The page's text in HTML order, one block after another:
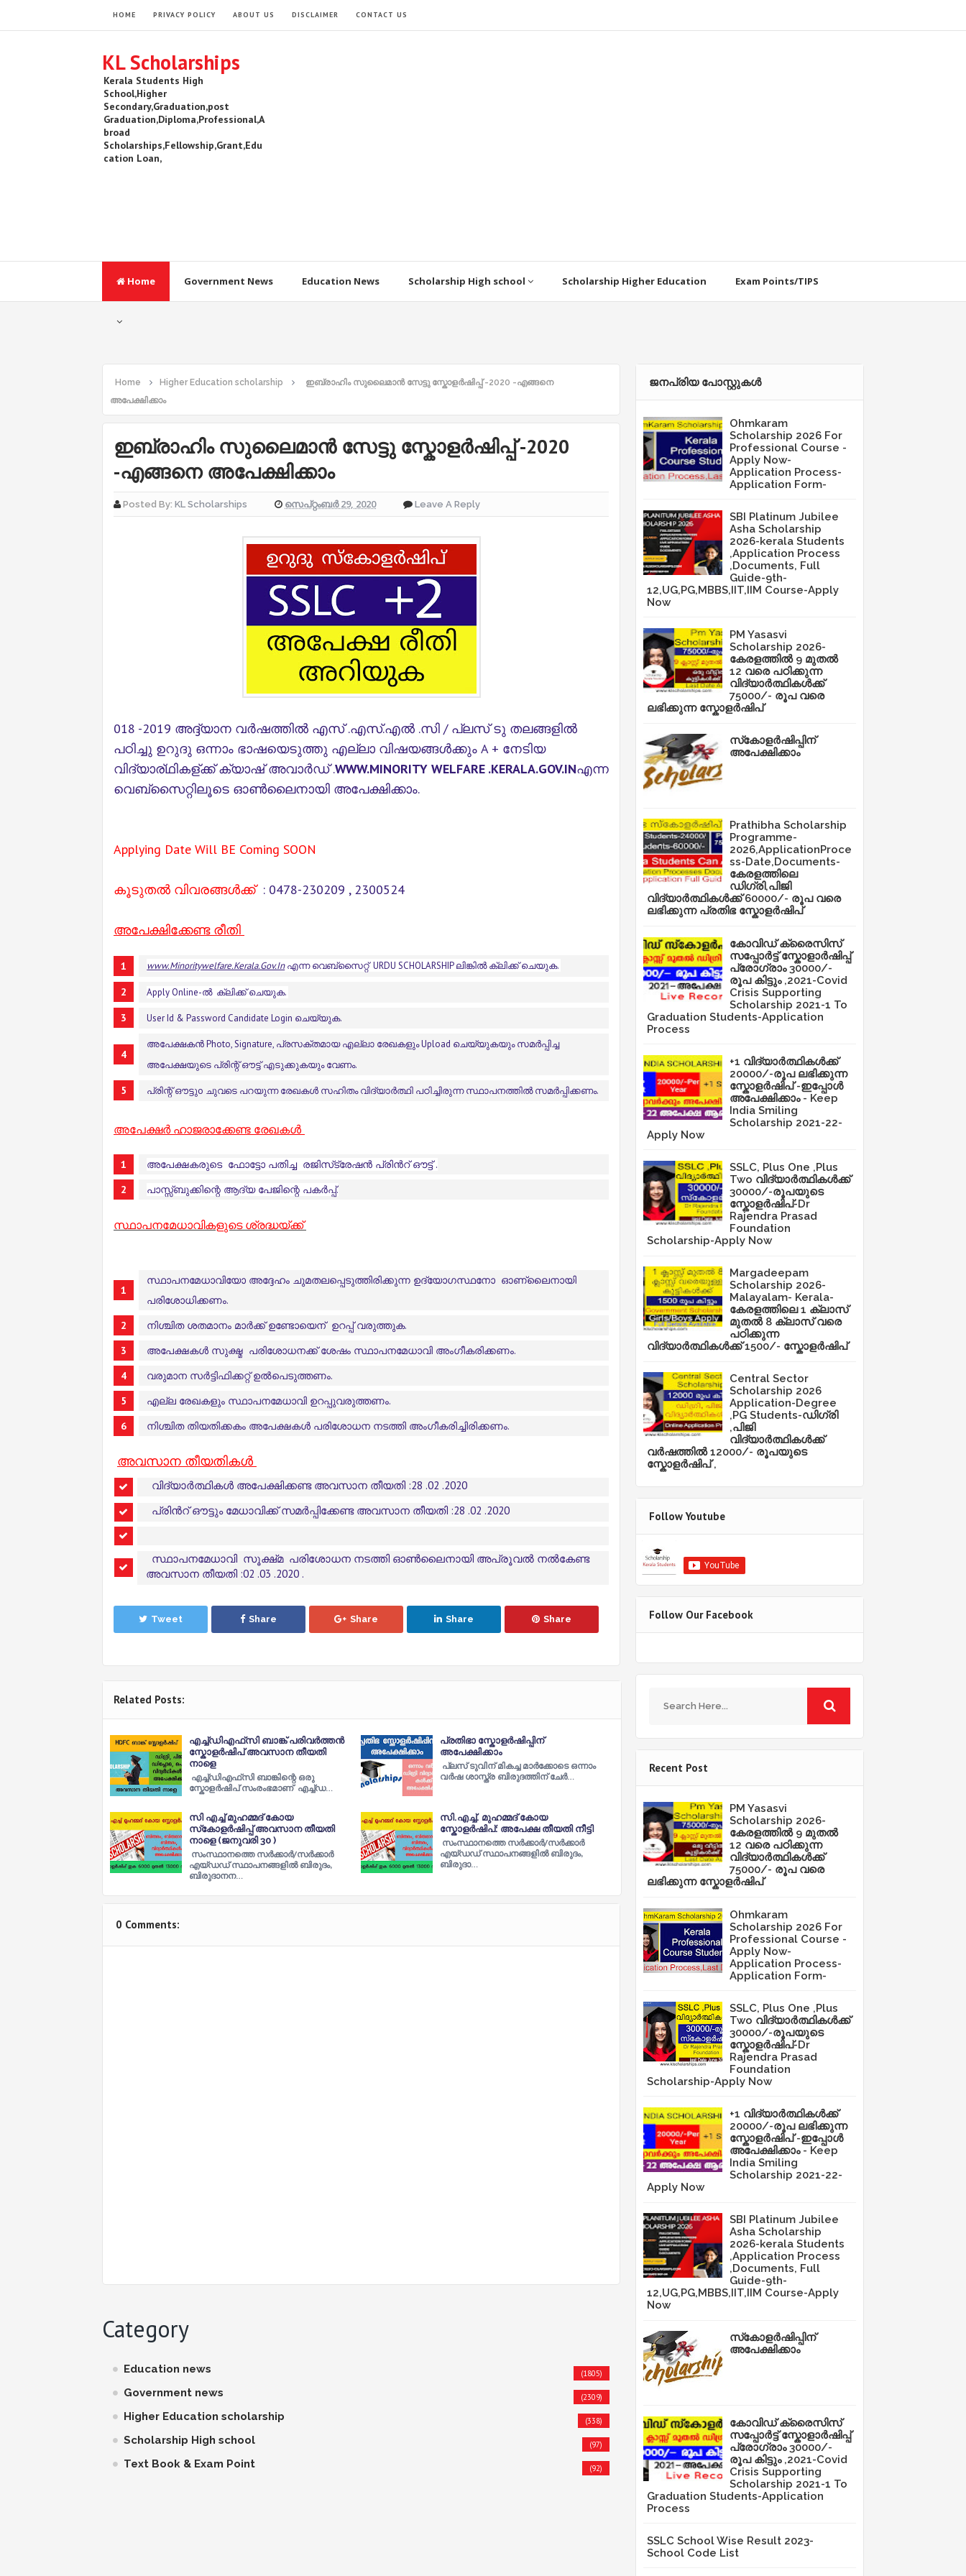
HOME PRIVACY POLICY ABOUT US DISCLAIMER CONTACT US
KL Scholarships
Kerala Students High
School,Higher
Secondary,Graduation,post
Graduation,Diploma,Professional,A
broad
Scholarships,Fellowship,Grant,Edu
cation Loan,
Home Government News Education News Scholarship High school Scholarship Higher Education Exam Points/TIPS
Home Higher Education scholarship
ഇബ്രാഹിം സുലൈമാൻ സേട്ടു സ്കോളർഷിപ്പ് -2020 -എങ്ങനെ
അപേക്ഷിക്കാം
ഇബ്രാഹിം സുലൈമാൻ സേട്ടു സ്കോളർഷിപ്പ് -2020
-എങ്ങനെ അപേക്ഷിക്കാം
Posted By: KL Scholarships സെപ്റ്റംബർ 29, 2020 Leave A Reply
018 -2019 അദ്ദ്യാന വർഷത്തിൽ എസ് .എസ്.എൽ .സി / പ്ലസ് ടു തലങ്ങളിൽ
പഠിച്ചു ഉറുദു ഒന്നാം ഭാഷയെടുത്തു എല്ലാ വിഷയങ്ങൾക്കും A + നേടിയ
വിദ്യാര്ഥികള്ക്ക് ക്യാഷ് അവാർഡ് .WWW.MINORITY WELFARE .KERALA.GOV.INഎന്ന
വെബ്സൈറ്റിലൂടെ ഓൺലൈനായി അപേക്ഷിക്കാം.
Applying Date Will BE Coming SOON
കൂടുതൽ വിവരങ്ങൾക്ക് : 0478-230209 , 2300524
അപേക്ഷിക്കേണ്ട രീതി
Www.minoritywelfare.kerala.gov.in എന്ന വെബ്സൈറ്റ് URDU SCHOLARSHIP ലിങ്കിൽ ക്ലിക്ക് ചെയുക.
Apply Online-ൽ ക്ലിക്ക് ചെയുക.
User Id & Password Candidate Login ചെയ്യുക.
അപേക്ഷകൻ Photo, Signature, പ്രസക്തമായ എല്ലാ രേഖകളും Upload ചെയ്യുകയും സമർപ്പിച്ച
അപേക്ഷയുടെ പ്രിന്റ് ഔട്ട്‌ എടുക്കുകയും വേണം.
പ്രിന്റ് ഔട്ടുo ചുവടെ പറയുന്ന രേഖകൾ സഹിതം വിദ്യാർത്ഥി പഠിച്ചിരുന്ന സ്ഥാപനത്തിൽ സമർപ്പിക്കണം.
അപേക്ഷർ ഹാജരാക്കേണ്ട രേഖകൾ
അപേക്ഷകരുടെ ഫോട്ടോ പതിച്ച രജിസ്‌ട്രേഷൻ പ്രിൻറ് ഔട്ട് .
പാസ്സ്‌ബുക്കിന്റെ ആദ്യ പേജിന്റെ പകർപ്പ്.
സ്ഥാപനമേധാവികളുടെ ശ്രദ്ധയ്ക്ക്
സ്ഥാപനമേധാവിയോ അദ്ദേഹം ചുമതലപ്പെടുത്തിരിക്കുന്ന ഉദ്യോഗസ്ഥനോ ഓണ്ലൈനായി
പരിശോധിക്കണം.
നിശ്ചിത ശതമാനം മാർക്ക്‌ ഉണ്ടോയെന് ഉറപ്പ്‌ വരുത്തുക.
അപേക്ഷകൾ സുക്ഷ്മ പരിശോധനക്ക് ശേഷം സ്ഥാപനമേധാവി അംഗീകരിക്കണം.
വരുമാന സർട്ടിഫിക്കറ്റ്ഉൽപെടുത്തണം.
എല്ല രേഖകളും സ്ഥാപനമേധാവി ഉറപ്പുവരുത്തണം.
നിശ്ചിത തിയതിക്കകം അപേക്ഷകൾ പരിശോധന നടത്തി അംഗീകരിച്ചിരിക്കണം.
അവസാന തീയതികൾ
വിദ്യാർത്ഥികൾ അപേക്ഷിക്കണ്ട അവസാന തീയതി :28 .02 .2020
പ്രിൻറ് ഔട്ടും മേധാവിക്ക് സമർപ്പിക്കേണ്ട അവസാന തീയതി :28 .02 .2020
സ്ഥാപനമേധാവി സൂക്ഷ്‌മ പരിശോധന നടത്തി ഓൺലൈനായി അപ്രൂവൽ നൽകേണ്ട
അവസാന തീയതി :02 .03 .2020 .
Tweet Share Share Share Share
Related Posts:
എച്ച്‌ഡിഎഫ്‌സി ബാങ്ക് പരിവർത്തൻ
സ്കോളർഷിപ് അവസാന തീയതി
നാളെ
എച്ച്‌ഡിഎഫ്‌സി ബാങ്കിന്റെ ഒരു
സ്കോളർഷിപ് സംരംഭമാണ് എച്ച്‌ഡ…
പ്രതിഭാ സ്കോളര്‍ഷിപ്പിന്
അപേക്ഷിക്കാം
പ്ലസ് ടുവിന് മികച്ച മാർക്കോടെ ഒന്നാം
വർഷ ശാസ്ത്ര ബിരുദത്തിന് ചേർ…
സി എച്ച് മുഹമ്മദ് കോയ
സ്‌കോളർഷിപ്പ് അവസാന തീയതി
നാളെ (ജനുവരി 30 )
സംസ്ഥാനത്തെ സർക്കാർ/സർക്കാർ
എയ്ഡഡ് സ്ഥാപനങ്ങളിൽ ബിരുദം,
ബിരുദാനന…
സി.എച്ച്‌. മുഹമ്മദ് കോയ
സ്കോളര്‍ഷിപ്: അപേക്ഷ തീയതി നീട്ടി
സംസ്ഥാനത്തെ സർക്കാർ/സർക്കാർ
എയ്ഡഡ് സ്ഥാപനങ്ങളില്‍ ബിരുദം,
ബിരുദാ…
0 Comments:
Category
Education news (1805)
Government news (2309)
Higher Education scholarship (338)
Scholarship High school (97)
Text Book & Exam Point (92)
ജനപ്രിയ പോസ്റ്റുകള്‍‌
Ohmkaram
Scholarship 2026 For
Professional Course -
Apply Now-
Application Process-
Application Form-
SBI Platinum Jubilee
Asha Scholarship
2026-kerala Students
,Application Process
,Documents, Full
Guide-9th-
12,UG,PG,MBBS,IIT,IIM Course-Apply
Now
PM Yasasvi
Scholarship 2026-
കേരളത്തിൽ 9 മുതൽ
12 വരെ പഠിക്കുന്ന
വിദ്യാർത്ഥികൾക്ക്
75000/- രൂപ വരെ
ലഭിക്കുന്ന സ്കോളർഷിപ്
സ്‌കോളർഷിപ്പിന്
അപേക്ഷിക്കാം
Prathibha Scholarship
Programme-
2026,ApplicationProce
ss-Date,Documents-
കേരളത്തിലെ
ഡിഗ്രി,പിജി
വിദ്യാർത്ഥികൾക്ക് 60000/- രൂപ വരെ
ലഭിക്കുന്ന പ്രതിഭ സ്കോളർഷിപ്
കോവിഡ് ക്രൈസിസ്
സപ്പോർട്ട് സ്കോളാർഷിപ്പ്
പ്രോഗ്രാം 30000/-
രൂപ കിട്ടും ,2021-Covid
Crisis Supporting
Scholarship 2021-1 To
Graduation Students-Application
Process
+1 വിദ്യാർത്ഥികൾക്ക്
20000/-രൂപ ലഭിക്കുന്ന
സ്കോളർഷിപ് -ഇപ്പോൾ
അപേക്ഷിക്കാം - Keep
India Smiling
Scholarship 2021-22-
Apply Now
SSLC, Plus One ,Plus
Two വിദ്യാർത്ഥികൾക്ക്
30000/-രൂപയുടെ
സ്കോളർഷിപ്-Dr
Rajendra Prasad
Foundation
Scholarship-Apply Now
Margadeepam
Scholarship 2026-
Malayalam- Kerala-
കേരളത്തിലെ 1 ക്ലാസ്
മുതൽ 8 ക്ലാസ് വരെ
പഠിക്കുന്ന
വിദ്യാർത്ഥികൾക്ക് 1500/- സ്കോളർഷിപ്
Central Sector
Scholarship 2026
Application-Degree
,PG Students-ഡിഗ്രി
,പിജി
വിദ്യാർത്ഥികൾക്ക്
വർഷത്തിൽ 12000/- രൂപയുടെ
സ്കോളർഷിപ് ,
Follow Youtube
Follow Our Facebook
Recent Post
PM Yasasvi
Scholarship 2026-
കേരളത്തിൽ 9 മുതൽ
12 വരെ പഠിക്കുന്ന
വിദ്യാർത്ഥികൾക്ക്
75000/- രൂപ വരെ
ലഭിക്കുന്ന സ്കോളർഷിപ്
Ohmkaram
Scholarship 2026 For
Professional Course -
Apply Now-
Application Process-
Application Form-
SSLC, Plus One ,Plus
Two വിദ്യാർത്ഥികൾക്ക്
30000/-രൂപയുടെ
സ്കോളർഷിപ്-Dr
Rajendra Prasad
Foundation
Scholarship-Apply Now
+1 വിദ്യാർത്ഥികൾക്ക്
20000/-രൂപ ലഭിക്കുന്ന
സ്കോളർഷിപ് -ഇപ്പോൾ
അപേക്ഷിക്കാം - Keep
India Smiling
Scholarship 2021-22-
Apply Now
SBI Platinum Jubilee
Asha Scholarship
2026-kerala Students
,Application Process
,Documents, Full
Guide-9th-
12,UG,PG,MBBS,IIT,IIM Course-Apply
Now
സ്‌കോളർഷിപ്പിന്
അപേക്ഷിക്കാം
കോവിഡ് ക്രൈസിസ്
സപ്പോർട്ട് സ്കോളാർഷിപ്പ്
പ്രോഗ്രാം 30000/-
രൂപ കിട്ടും ,2021-Covid
Crisis Supporting
Scholarship 2021-1 To
Graduation Students-Application
Process
SSLC School Wise Result 2023-
School Code List